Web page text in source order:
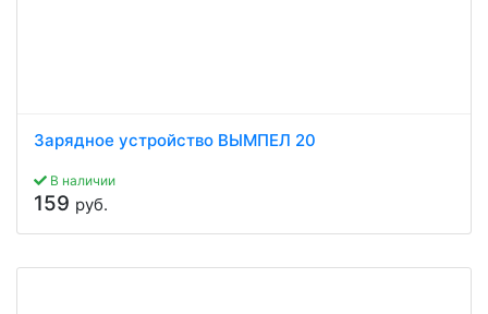
Зарядное устройство ВЫМПЕЛ 20
В наличии
159 руб.